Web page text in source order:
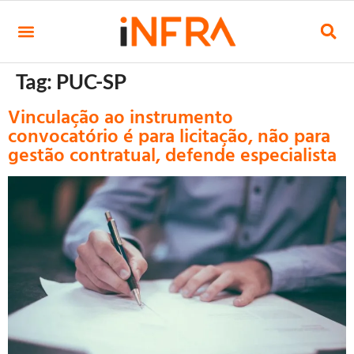
Tag: PUC-SP
Vinculação ao instrumento
convocatório é para licitação, não para
gestão contratual, defende especialista